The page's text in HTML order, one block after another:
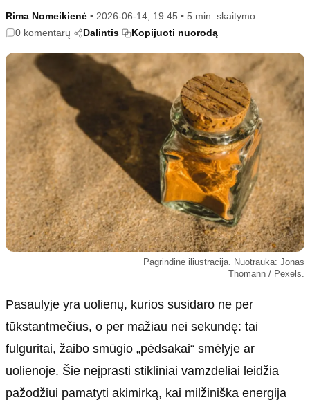
Karjera
Psichologinė sveikata
Privatumo politika
Reklamos politika
Slapukų politika
Redakcija
Apie mus
Autoriai
Kontaktai
Redakcinė politika
Rima Nomeikienė • 2026-06-14, 19:45 • 5 min. skaitymo
0 komentarų
Dalintis Kopijuoti nuorodą
Pagrindinė iliustracija. Nuotrauka: Jonas
Thomann / Pexels.
Pasaulyje yra uolienų, kurios susidaro ne per
tūkstantmečius, o per mažiau nei sekundę: tai
fulguritai, žaibo smūgio „pėdsakai“ smėlyje ar
uolienoje. Šie neįprasti stikliniai vamzdeliai leidžia
pažodžiui pamatyti akimirką, kai milžiniška energija